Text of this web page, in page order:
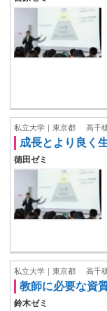
私立大学｜東京都 高千
成長とより良く
徳田ゼミ
私立大学｜東京都 高千
教師に必要な資
鈴木ゼミ